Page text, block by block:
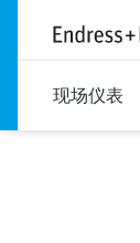
现场仪表